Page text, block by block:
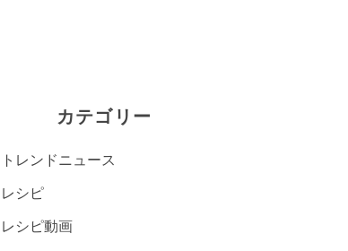
カテゴリー
トレンドニュース
レシピ
レシピ動画